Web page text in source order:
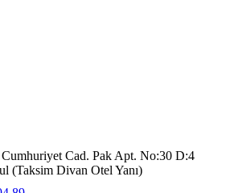
Cad. Pak Apt. No:30 D:4
(Taksim Divan Otel Yanı)